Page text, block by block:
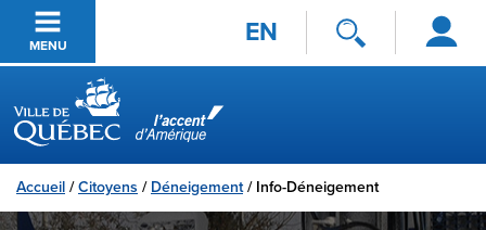
Passer au contenu principal
MENU EN
Se
connecter
Ville de Québec
Accueil /Citoyens / Déneigement/ Info-Déneigement